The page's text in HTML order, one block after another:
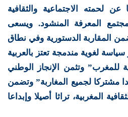
لحمته الاجتماعية والثقافية
المعرفة المنشود. ويسعى
المقاربة الدستورية وفي نطاق
لغوية مندمجة تعتز بالعربية
للمغرب” وتثمن الإنجاز الوطني
مشتركا لجميع المغاربة” وتضمن
المغربية، تراثا أصيلا وإبداعا